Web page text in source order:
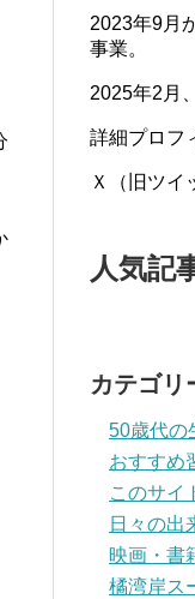
2023年9月
事業。
2025年2月
詳細プロフ
Ｘ（旧ツイ
人気記
カテゴリ
50歳代の
おすすめ
このサイ
日々の出
映画・書
橘湾岸ス